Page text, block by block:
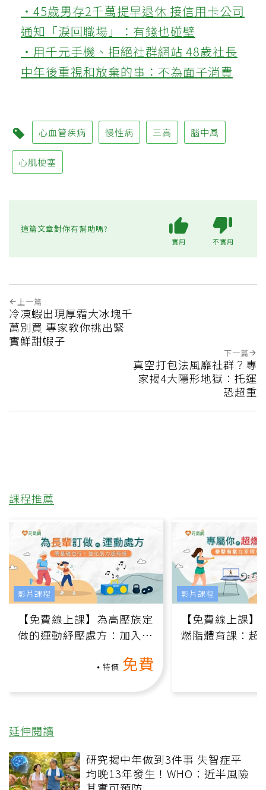
‧45歲男存2千萬提早退休 接信用卡公司
通知「淚回職場」：有錢也碰壁
‧用千元手機、拒絕社群網站 48歲社長
中年後重視和放棄的事：不為面子消費
心血管疾病 慢性病 三高 腦中風
心肌梗塞
這篇文章對你有幫助嗎?
實用 不實用
上一篇
冷凍蝦出現厚霜大冰塊千
萬別買 專家教你挑出緊
實鮮甜蝦子
下一篇
真空打包法風靡社群？專
家揭4大隱形地獄：托運
恐超重
課程推薦
【免費線上課】為高壓族定
做的運動紓壓處方：加入行
特價 免費
影片課程
【免費線上課
燃脂體育課：超
影片課程
延伸閱讀
研究揭中年做到3件事 失智症平
均晚13年發生！WHO：近半風險